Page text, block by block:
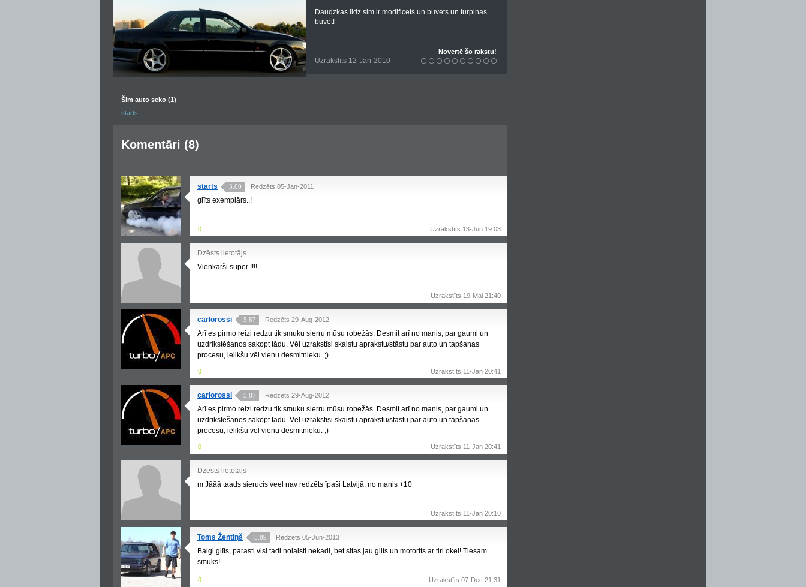
Šim auto seko (1)
starts
Daudzkas lidz sim ir modificets un buvets un turpinas
buvet!
Uzrakstīts 12-Jan-2010
Novertē šo rakstu!
Komentāri (8)
starts 3.00 Redzēts 05-Jan-2011
glīts exemplārs..!
0 Uzrakstīts 13-Jūn 19:03
Dzēsts lietotājs
Vienkārši super !!!!
Uzrakstīts 19-Mai 21:40
carlorossi 5.87 Redzēts 29-Aug-2012
Arī es pirmo reizi redzu tik smuku sierru mūsu robežās. Desmit arī no manis, par gaumi un
uzdrīkstēšanos sakopt tādu. Vēl uzrakstīsi skaistu aprakstu/stāstu par auto un tapšanas
procesu, ielikšu vēl vienu desmitnieku. ;)
0 Uzrakstīts 11-Jan 20:41
carlorossi 5.87 Redzēts 29-Aug-2012
Arī es pirmo reizi redzu tik smuku sierru mūsu robežās. Desmit arī no manis, par gaumi un
uzdrīkstēšanos sakopt tādu. Vēl uzrakstīsi skaistu aprakstu/stāstu par auto un tapšanas
procesu, ielikšu vēl vienu desmitnieku. ;)
0 Uzrakstīts 11-Jan 20:41
Dzēsts lietotājs
m Jāāā taads sierucis veel nav redzēts īpaši Latvijā, no manis +10
Uzrakstīts 11-Jan 20:10
Toms Žentiņš 5.89 Redzēts 05-Jūn-2013
Baigi glīts, parasti visi tadi nolaisti nekadi, bet sitas jau glits un motorits ar tiri okei! Tiesam
smuks!
0 Uzrakstīts 07-Dec 21:31